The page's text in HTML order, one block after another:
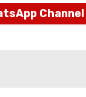
Channel